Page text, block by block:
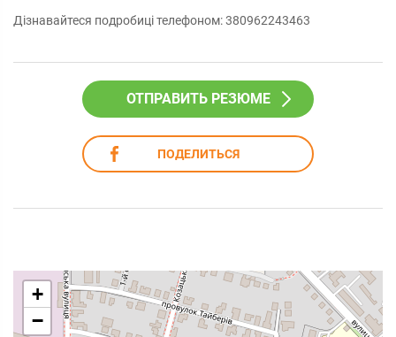
Дізнавайтеся подробиці телефоном: 380962243463
ОТПРАВИТЬ РЕЗЮМЕ
ПОДЕЛИТЬСЯ
+
−